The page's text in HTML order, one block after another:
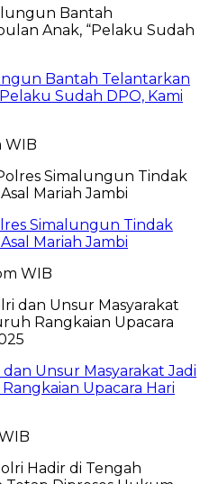
Bantah Telantarkan
Sudah DPO, Kami
WIB
Simalungun Tindak
Mariah Jambi
WIB
Unsur Masyarakat Jadi
Upacara Hari